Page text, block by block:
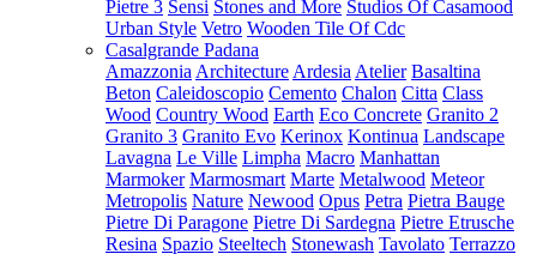
Pietre 3 Sensi Stones and More Studios Of Casamood
Urban Style Vetro Wooden Tile Of Cdc
Casalgrande Padana
Amazzonia Architecture Ardesia Atelier Basaltina
Beton Caleidoscopio Cemento Chalon Citta Class
Wood Country Wood Earth Eco Concrete Granito 2
Granito 3 Granito Evo Kerinox Kontinua Landscape
Lavagna Le Ville Limpha Macro Manhattan
Marmoker Marmosmart Marte Metalwood Meteor
Metropolis Nature Newood Opus Petra Pietra Bauge
Pietre Di Paragone Pietre Di Sardegna Pietre Etrusche
Resina Spazio Steeltech Stonewash Tavolato Terrazzo